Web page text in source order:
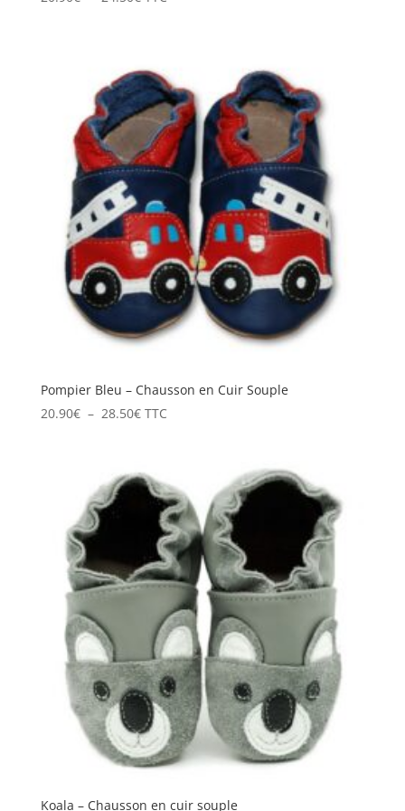
à
24.50€
Pompier Bleu – Chausson en Cuir Souple
20.90€ – 28.50€Plage
20.90€
28.50€
TTC
Koala – Chausson en cuir souple